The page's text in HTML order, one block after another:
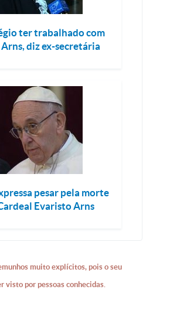
ter trabalhado com
diz ex-secretária
pesar pela morte
Evaristo Arns
muito explícitos, pois o seu
visto por pessoas conhecidas.